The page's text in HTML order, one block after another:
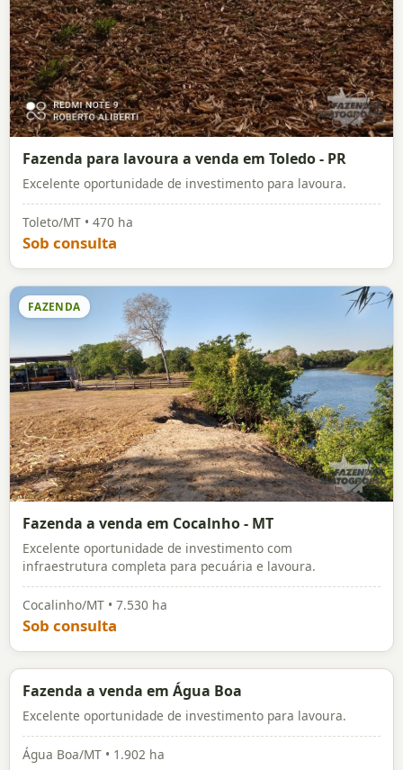
Fazenda para lavoura a venda em Toledo - PR
Excelente oportunidade de investimento para lavoura.
Toleto/MT • 470 ha
Sob consulta
FAZENDA
Fazenda a venda em Cocalnho - MT
Excelente oportunidade de investimento com
infraestrutura completa para pecuária e lavoura.
Cocalinho/MT • 7.530 ha
Sob consulta
FAZENDA